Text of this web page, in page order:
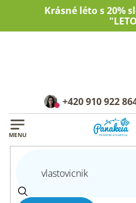
Krásné léto s 20%
+420 910 922